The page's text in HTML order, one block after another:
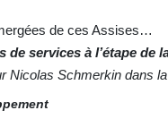
de ces Assises…
services à l’étape de
Nicolas Schmerkin dans